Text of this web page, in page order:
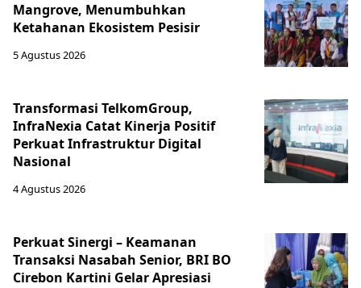
Mangrove, Menumbuhkan
Ketahanan Ekosistem Pesisir
5 Agustus 2026
Transformasi TelkomGroup,
InfraNexia Catat Kinerja Positif
Perkuat Infrastruktur Digital
Nasional
4 Agustus 2026
Perkuat Sinergi – Keamanan
Transaksi Nasabah Senior, BRI BO
Cirebon Kartini Gelar Apresiasi